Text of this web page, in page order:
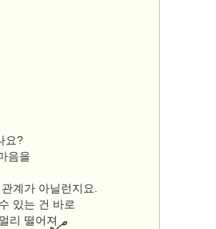
요?
음을
계가 아닐런지요.
있는 건 바로
리 떨어져